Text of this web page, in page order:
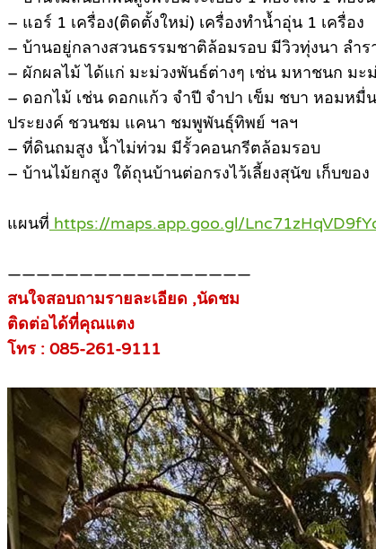
– แอร์ 1 เครื่อง(ติดตั้งใหม่) เครื่องทำน้ำอุ่น 1 เครื่อง
– บ้านอยู่กลางสวนธรรมชาติล้อมรอบ มีวิวทุ่งนา ลำ
– ผักผลไม้ ได้แก่ มะม่วงพันธ์ต่างๆ เช่น มหาชนก มะ
– ดอกไม้ เช่น ดอกแก้ว จำปี จำปา เข็ม ชบา หอมห
ประยงค์ ชวนชม แคนา ชมพูพันธุ์ทิพย์ ฯลฯ
– ที่ดินถมสูง น้ำไม่ท่วม มีรั้วคอนกรีตล้อมรอบ
– บ้านไม้ยกสูง ใต้ถุนบ้านต่อกรงไว้เลี้ยงสุนัข เก็บของ
แผนที่ https://maps.app.goo.gl/
—————————————————
สนใจสอบถามรายละเอียด ,นัดชม
ติดต่อได้ที่คุณแตง
โทร : 085-261-9111